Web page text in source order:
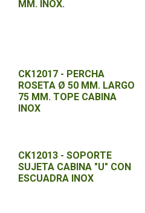
MM. INOX.
CK12017 - PERCHA
ROSETA Ø 50 MM. LARGO
75 MM. TOPE CABINA
INOX
CK12013 - SOPORTE
SUJETA CABINA "U" CON
ESCUADRA INOX